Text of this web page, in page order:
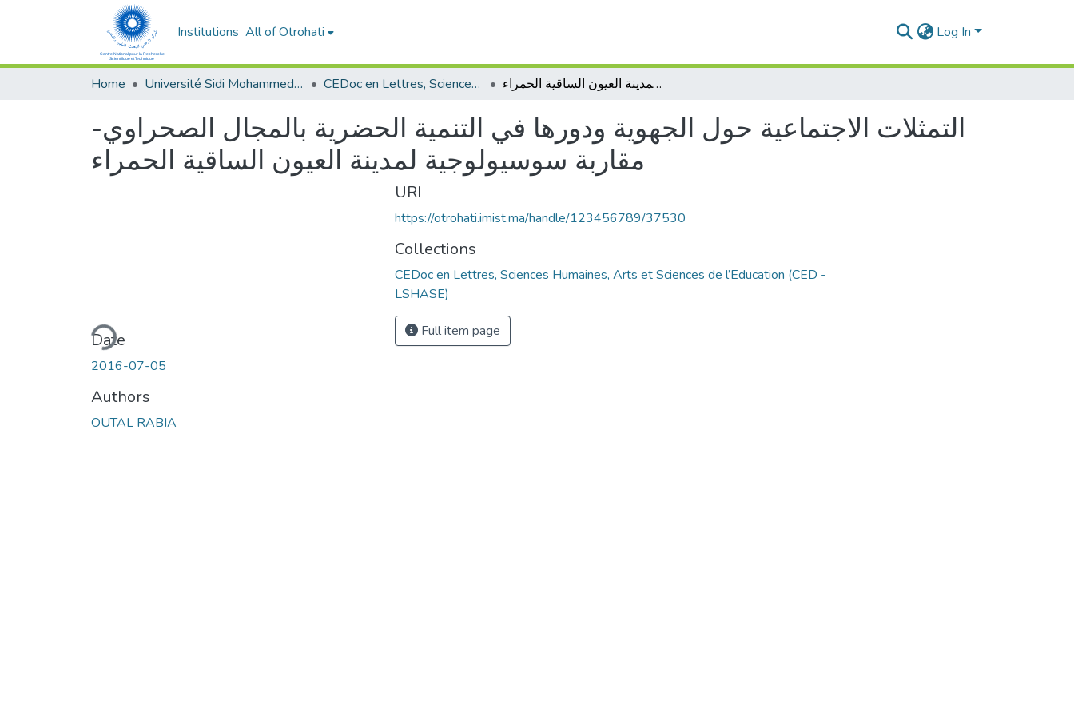
Institutions All of Otrohati Log In
Home Université Sidi Mohammed Ben Abdellah - Fès CEDoc en Lettres, Sciences Humaines, Arts et Sciences de l’Education (CED - LSHASE) التمثلات الاجتماعية حول الجهوية ودورها في التنمية الحضرية بالمجال الصحراوي- مقاربة سوسيولوجية لمدينة العيون الساقية الحمراء
التمثلات الاجتماعية حول الجهوية ودورها في التنمية الحضرية بالمجال الصحراوي-
مقاربة سوسيولوجية لمدينة العيون الساقية الحمراء
Loading...
Date
2016-07-05
Authors
OUTAL RABIA
URI
https://otrohati.imist.ma/handle/123456789/37530
Collections
CEDoc en Lettres, Sciences Humaines, Arts et Sciences de l’Education (CED -
LSHASE)
Full item page